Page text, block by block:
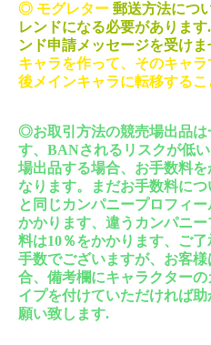
◎ モグレター 郵送方法に
レンドになる必要があります.
ンド申請メッセージを受けま
キャラを作って、そのキャ
後メインキャラに転移するこ
◎お取引方法の競売場出品
す、 BANされるリスクが低
場出品する場合、お手数料
なります。まだお手数料に
と同じカンパニープロフィ
かかります、違うカンパニ
料は10％をかかります、ご
手数でございますが、お客
合、備考欄にキャラクター
イプを付けていただければ
願い致します.